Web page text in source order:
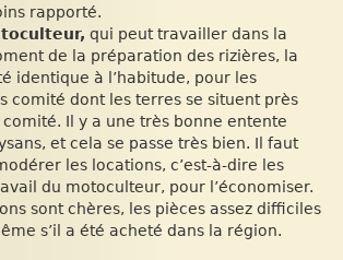
rapporté.
qui peut travailler dans la
de la préparation des rizières, la
identique à l’habitude, pour les
comité dont les terres se situent près
Il y a une très bonne entente
et cela se passe très bien. Il faut
les locations, c’est-à-dire les
du motoculteur, pour l’économiser.
sont chères, les pièces assez difficiles
s’il a été acheté dans la région.